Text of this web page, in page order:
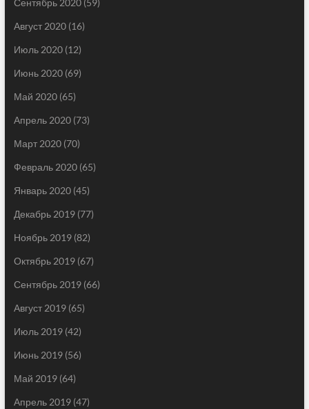
Сентябрь 2020(59)
Август 2020(16)
Июль 2020(12)
Июнь 2020(69)
Май 2020(65)
Апрель 2020(73)
Март 2020(70)
Февраль 2020(65)
Январь 2020(45)
Декабрь 2019(77)
Ноябрь 2019(82)
Октябрь 2019(67)
Сентябрь 2019(66)
Август 2019(65)
Июль 2019(42)
Июнь 2019(56)
Май 2019(64)
Апрель 2019(47)